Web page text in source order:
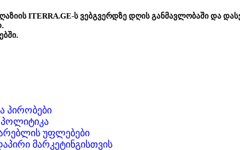
ITERRA.GE-ს ვებგვერდზე დღის განმავლობაში და
პირობები
პოლიტიკა
უფლებები
მარკეტინგისთვის